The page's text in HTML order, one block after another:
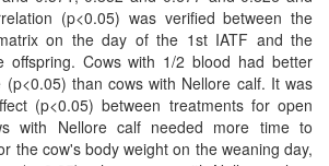
(p<0.05) was verified between the
on the day of the 1st IATF and the
offspring. Cows with 1/2 blood had better
(p<0.05) than cows with Nellore calf. It was
(p<0.05) between treatments for open
with Nellore calf needed more time to
the cow's body weight on the weaning day,